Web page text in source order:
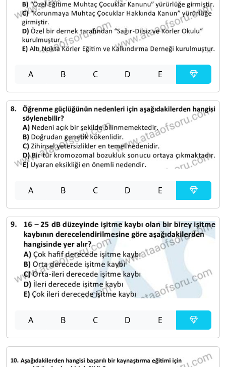
A B C D E
A B C D E
A B C D E